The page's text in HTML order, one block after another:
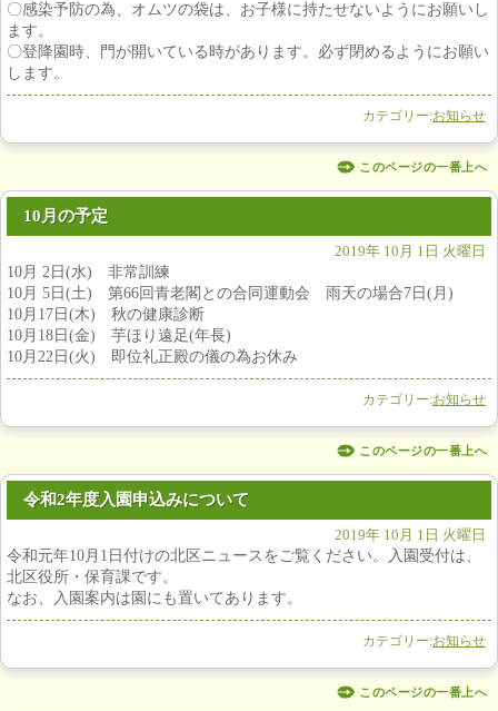
〇感染予防の為、オムツの袋は、お子様に持たせないようにお願いし
ます。
〇登降園時、門が開いている時があります。必ず閉めるようにお願い
します。
カテゴリー:お知らせ
このページの一番上へ
10月の予定
2019年 10月 1日 火曜日
10月 2日(水) 非常訓練
10月 5日(土) 第66回青老閣との合同運動会 雨天の場合7日(月)
10月17日(木) 秋の健康診断
10月18日(金) 芋ほり遠足(年長)
10月22日(火) 即位礼正殿の儀の為お休み
カテゴリー:お知らせ
このページの一番上へ
令和2年度入園申込みについて
2019年 10月 1日 火曜日
令和元年10月1日付けの北区ニュースをご覧ください。入園受付は、
北区役所・保育課です。
なお、入園案内は園にも置いてあります。
カテゴリー:お知らせ
このページの一番上へ